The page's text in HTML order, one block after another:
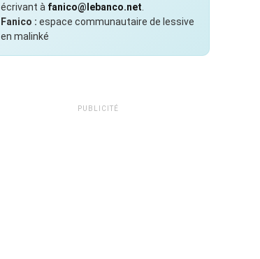
écrivant à fanico@lebanco.net
Fanico : espace communautaire de lessive
en malinké
PUBLICITÉ